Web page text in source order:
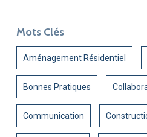
Mots Clés
Aménagement Résidentiel
Bonnes Pratiques
Communication